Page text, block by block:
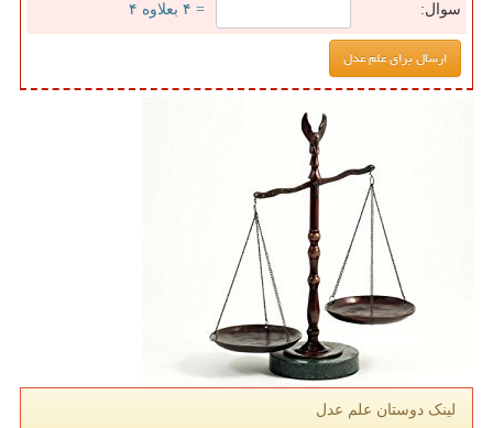
سوال: = ۴ بعلاوه ۴
لینک دوستان علم عدل